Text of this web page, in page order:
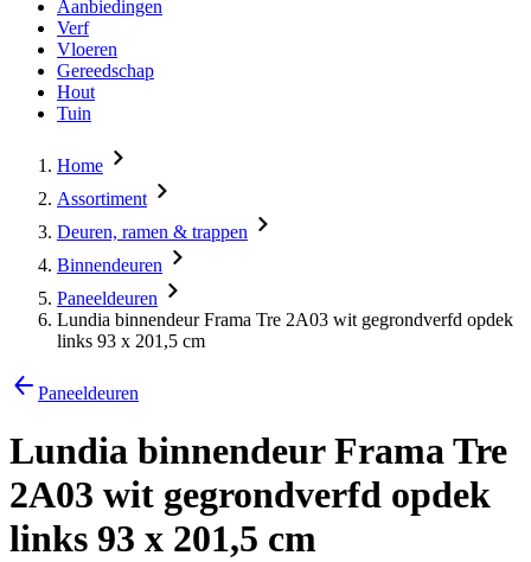
Aanbiedingen
Verf
Vloeren
Gereedschap
Hout
Tuin
Home
Assortiment
Deuren, ramen & trappen
Binnendeuren
Paneeldeuren
Lundia binnendeur Frama Tre 2A03 wit gegrondverfd opdek
links 93 x 201,5 cm
Paneeldeuren
Lundia binnendeur Frama Tre
2A03 wit gegrondverfd opdek
links 93 x 201,5 cm